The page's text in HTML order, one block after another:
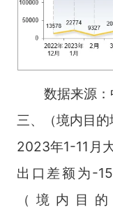
数据来源
三、（境内目
2023年1-11月
出口差额为-
（境内目